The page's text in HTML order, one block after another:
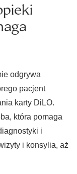
odgrywa
pacjent
karty DiLO.
która pomaga
i
i konsylia, aż